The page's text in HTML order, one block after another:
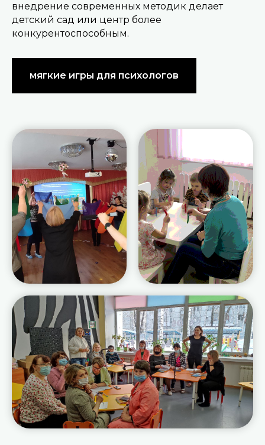
внедрение современных методик делает
детский сад или центр более
конкурентоспособным.
мягкие игры для психологов